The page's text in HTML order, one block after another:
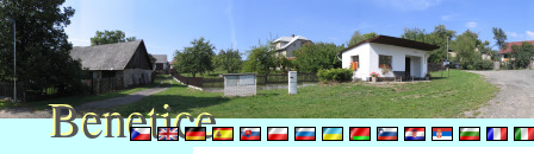
Benetice
Benetice